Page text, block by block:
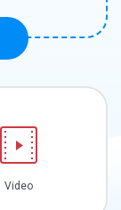
Video